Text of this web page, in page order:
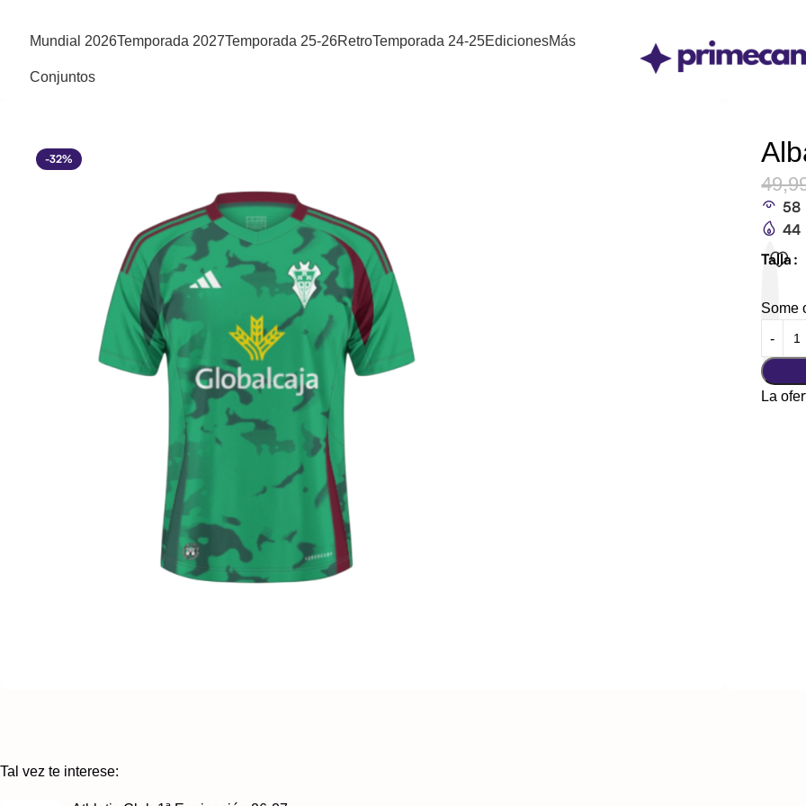
Mundial 2026Temporada 2027Temporada 25-26RetroTemporada 24-25EdicionesMás
Conjuntos
-32%
58
44
Talla
Some
La
Tal vez te interese: